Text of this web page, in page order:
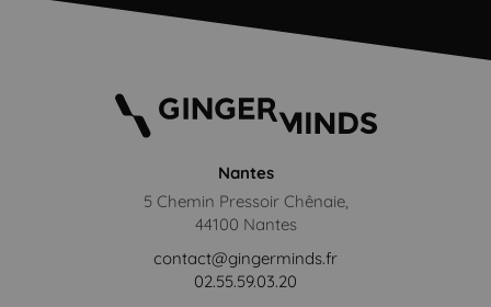
Nantes
5 Chemin Pressoir Chênaie,
44100 Nantes
contact@gingerminds.fr
02.55.59.03.20